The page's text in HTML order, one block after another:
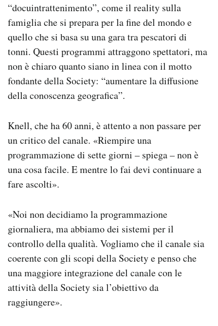
“docuintrattenimento”, come il reality sulla
famiglia che si prepara per la fine del mondo e
quello che si basa su una gara tra pescatori di
tonni. Questi programmi attraggono spettatori, ma
non è chiaro quanto siano in linea con il motto
fondante della Society: “aumentare la diffusione
della conoscenza geografica”.
Knell, che ha 60 anni, è attento a non passare per
un critico del canale. «Riempire una
programmazione di sette giorni – spiega – non è
una cosa facile. E mentre lo fai devi continuare a
fare ascolti».
«Noi non decidiamo la programmazione
giornaliera, ma abbiamo dei sistemi per il
controllo della qualità. Vogliamo che il canale sia
coerente con gli scopi della Society e penso che
una maggiore integrazione del canale con le
attività della Society sia l’obiettivo da
raggiungere».